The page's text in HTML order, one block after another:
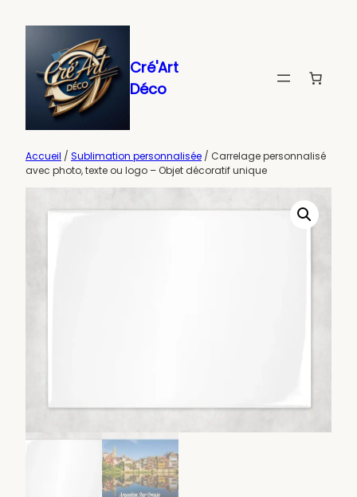
contenu
Cré'Art
Déco
Accueil / Sublimation personnalisée / Carrelage personnalisé
avec photo, texte ou logo – Objet décoratif unique